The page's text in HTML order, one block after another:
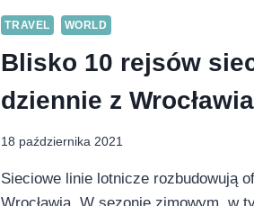
TRAVEL WORLD
Blisko 10 rejsów
dziennie z Wrocławia
18 października 2021
Sieciowe linie lotnicze rozbudowują